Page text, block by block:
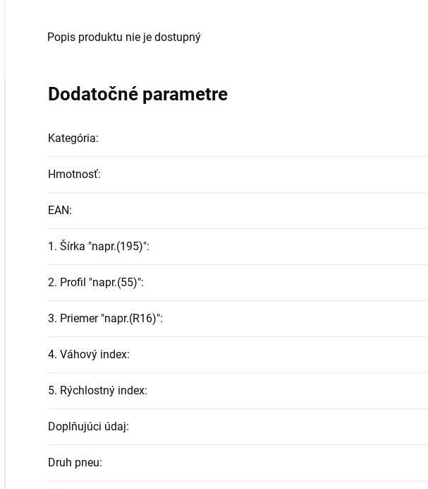
Popis produktu nie je dostupný
Dodatočné parametre
Kategória:
Hmotnosť:
EAN:
1. Šírka "napr.(195)":
2. Profil "napr.(55)":
3. Priemer "napr.(R16)":
4. Váhový index:
5. Rýchlostný index:
Doplňujúci údaj:
Druh pneu: